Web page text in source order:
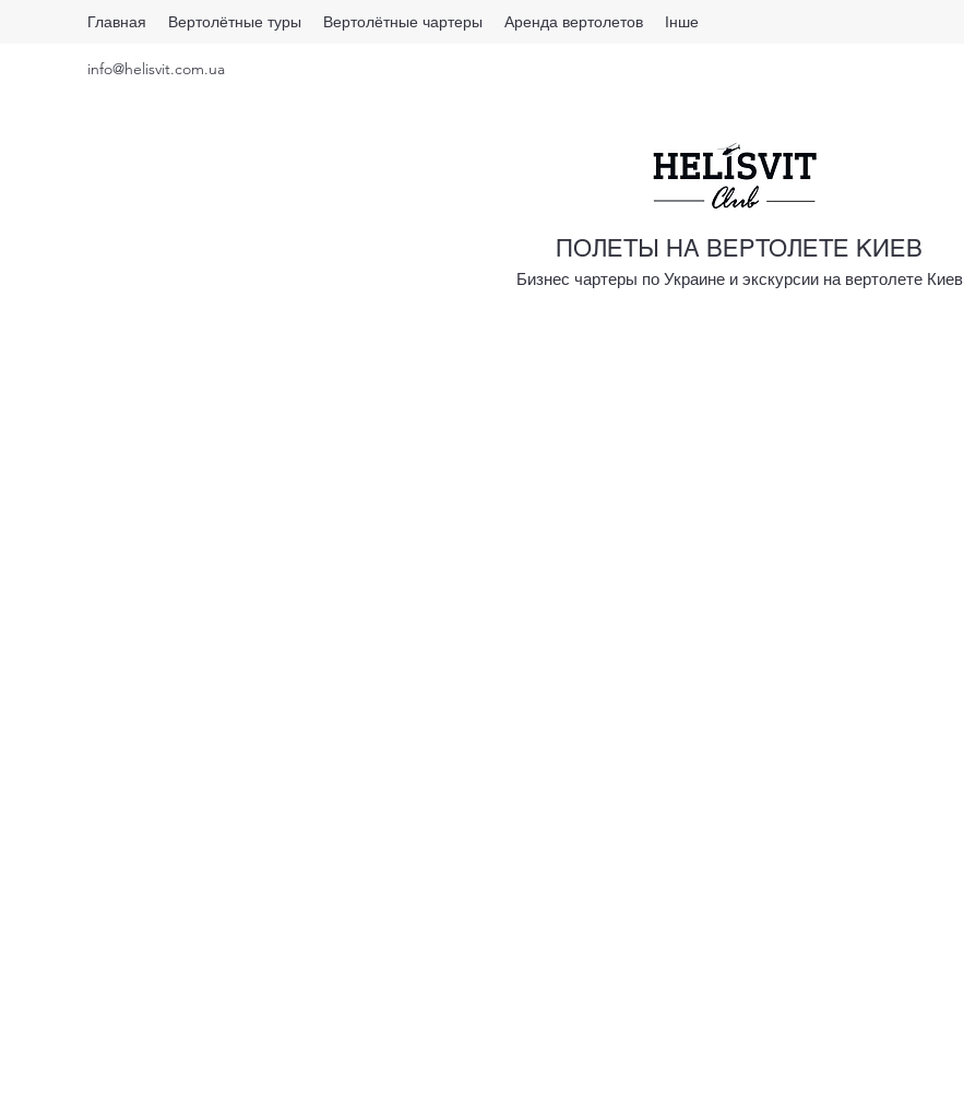
Главная Вертолётные туры Вертолётные чартеры Аренда вертолетов Інше
info@helisvit.com.ua
ПОЛЕТЫ НА ВЕРТОЛЕТЕ КИЕВ
Бизнес чартеры по Украине и экскурсии на вертолете Киев